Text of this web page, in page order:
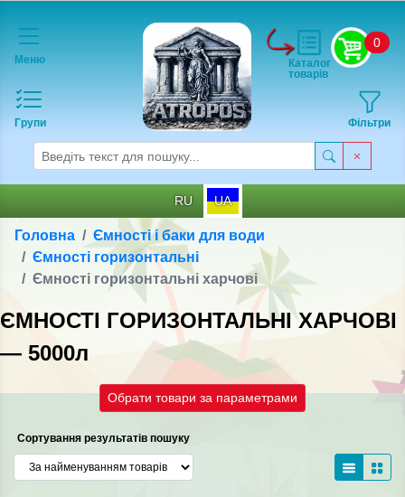
Меню
Групи
0
Фільтри
Каталог
товарів
RU UA
Головна
Ємності і баки для води
Ємності горизонтальні
Ємності горизонтальні харчові
ЄМНОСТІ ГОРИЗОНТАЛЬНІ ХАРЧОВІ
— 5000л
Обрати товари за параметрами
Сортування результатів пошуку